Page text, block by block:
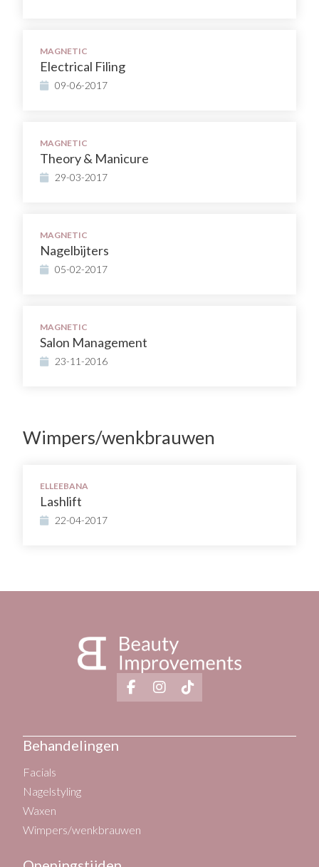
MAGNETIC
Electrical Filing
09-06-2017
MAGNETIC
Theory & Manicure
29-03-2017
MAGNETIC
Nagelbijters
05-02-2017
MAGNETIC
Salon Management
23-11-2016
Wimpers/wenkbrauwen
ELLEEBANA
Lashlift
22-04-2017
Behandelingen
Facials
Nagelstyling
Waxen
Wimpers/wenkbrauwen